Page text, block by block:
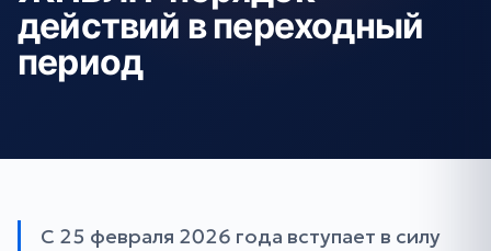
действий в переходный
период
С 25 февраля 2026 года вступает в силу